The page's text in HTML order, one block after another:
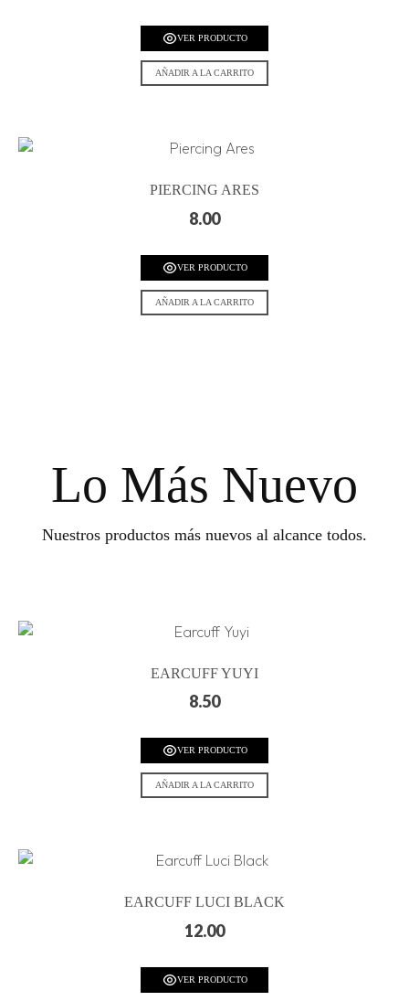
VER PRODUCTO
AÑADIR A LA CARRITO
PIERCING ARES
8.00
VER PRODUCTO
AÑADIR A LA CARRITO
Lo Más Nuevo
Nuestros productos más nuevos al alcance todos.
EARCUFF YUYI
8.50
VER PRODUCTO
AÑADIR A LA CARRITO
EARCUFF LUCI BLACK
12.00
VER PRODUCTO